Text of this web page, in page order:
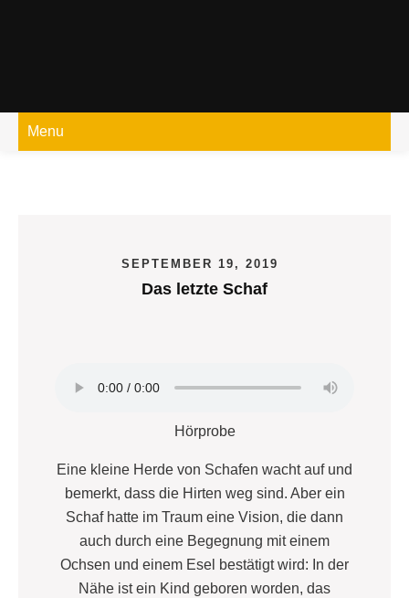
Menu
SEPTEMBER 19, 2019
Das letzte Schaf
Hörprobe
Eine kleine Herde von Schafen wacht auf und
bemerkt, dass die Hirten weg sind. Aber ein
Schaf hatte im Traum eine Vision, die dann
auch durch eine Begegnung mit einem
Ochsen und einem Esel bestätigt wird: In der
Nähe ist ein Kind geboren worden, das